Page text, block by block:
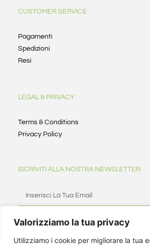
Valorizziamo la tua privacy
Utilizziamo i cookie per migliorare la tua
CUSTOMER SERVICE
Pagamenti
Spedizioni
Resi
LEGAL & PRIVACY
Terms & Conditions
Privacy Policy
ISCRIVITI ALLA NOSTRA NEWSLETTER